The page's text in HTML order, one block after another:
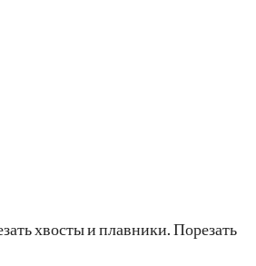
хвосты и плавники. Порезать